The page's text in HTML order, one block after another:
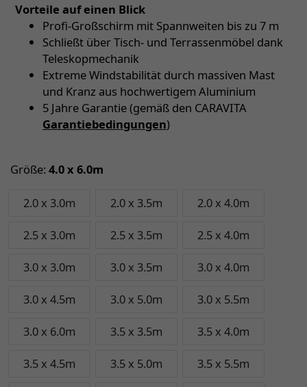
Vorteile auf einen Blick
Profi-Großschirm mit Spannweiten bis zu 7 m
Schließt über Tisch- und Terrassenmöbel dank
Teleskopmechanik
Extreme Windstabilität durch massiven Mast
und Kranz aus hochwertigem Aluminium
5 Jahre Garantie (gemäß den CARAVITA
Garantiebedingungen)
Größe: 4.0 x 6.0m
2.0 x 3.0m 2.0 x 3.5m 2.0 x 4.0m
2.5 x 3.0m 2.5 x 3.5m 2.5 x 4.0m
3.0 x 3.0m 3.0 x 3.5m 3.0 x 4.0m
3.0 x 4.5m 3.0 x 5.0m 3.0 x 5.5m
3.0 x 6.0m 3.5 x 3.5m 3.5 x 4.0m
3.5 x 4.5m 3.5 x 5.0m 3.5 x 5.5m